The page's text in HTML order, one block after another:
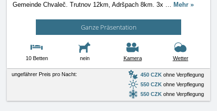
Gemeinde Chvaleč. Trutnov 12km, Adršpach 8km. 3x … Mehr »
Ganze Präsentation
10 Betten nein Kamera Wetter
ungefährer Preis pro Nacht: 450 CZK ohne Verpflegung
550 CZK ohne Verpflegung
550 CZK ohne Verpflegung